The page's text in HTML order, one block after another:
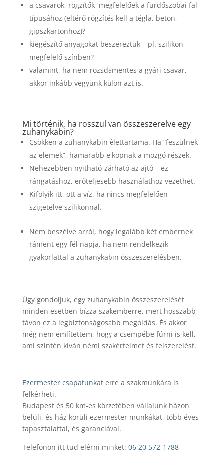
a csavarok, rögzítők megfelelőek a fürdőszobai fal
típusához (eltérő rögzítés kell a tégla, beton,
gipszkartonhoz)?
kiegészítő anyagokat beszereztük – pl. szilikon
megfelelő színben?
valamint, ha nem rozsdamentes a gyári csavar,
akkor inkább vegyünk külön azt is.
Mi történik, ha rosszul van összeszerelve egy
zuhanykabin?
Csökken a zuhanykabin élettartama. Ha “feszülnek
az elemek”, hamarabb elkopnak a mozgó részek.
Nehezebben nyitható-zárható az ajtó – ez
rángatáshoz, erőteljesebb használathoz vezethet.
Kifolyik itt, ott a víz, ha nincs megfelelően
szigetelve szilikonnal.
Nem beszélve arról, hogy legalább két embernek
ráment egy fél napja, ha nem rendelkezik
gyakorlattal a zuhanykabin összeszerelésben.
Úgy gondoljuk, egy zuhanykabin összeszerelését
minden esetben bízza szakemberre, mert hosszabb
távon ez a legbiztonságosabb megoldás. És akkor
még nem említettem, hogy a csempébe fúrni is kell,
ami szintén kíván némi szakértelmet és felszerelést.
Ezermester csapatunkat erre a szakmunkára is
felkérheti.
Budapest és 50 km-es körzetében vállalunk házon
belüli, és ház körüli ezermester munkákat, több éves
tapasztalattal, és garanciával.
Telefonon itt tud elérni minket: 06 20 572-1788